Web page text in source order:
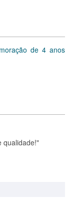
de 4 anos
qualidade!"